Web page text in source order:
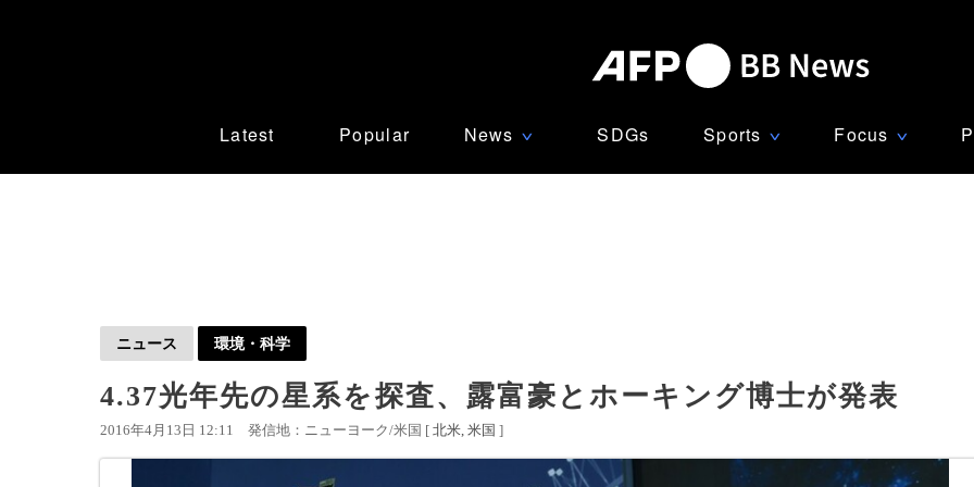
Latest Popular News ∨ SDGs Sports ∨ Focus ∨
ニュース 環境・科学
4.37光年先の星系を探査、露富豪とホーキング博士が発表
2016年4月13日 12:11 発信地：ニューヨーク/米国 [ 北米 米国 ]